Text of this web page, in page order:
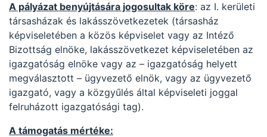
A pályázat benyújtására jogosultak köre: az I. kerületi
társasházak és lakásszövetkezetek (társasház
képviseletében a közös képviselet vagy az Intéző
Bizottság elnöke, lakásszövetkezet képviseletében az
igazgatóság elnöke vagy az – igazgatóság helyett
megválasztott – ügyvezető elnök, vagy az ügyvezető
igazgató, vagy a közgyűlés által képviseleti joggal
felruházott igazgatósági tag).
A támogatás mértéke: